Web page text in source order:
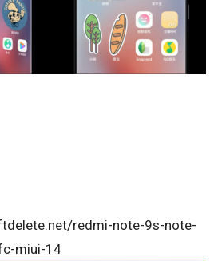
redmi-note-9s-note-
miui-14